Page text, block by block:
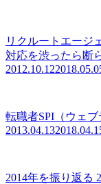
リクルートエージ
対応を渋ったら断
2012.10.12
転職者SPI（ウェ
2013.04.13
2014年を振り返る